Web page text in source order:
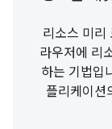
리소스 미리
라우저에 리
하는 기법입
플리케이션